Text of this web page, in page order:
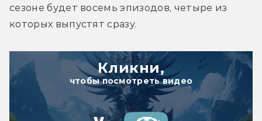
сезоне будет восемь эпизодов, четыре из
которых выпустят сразу.
Кликни,
чтобы посмотреть видео